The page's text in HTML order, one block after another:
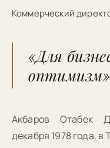
Коммерческий
«Для
оптимизм»
Акбаров Отабек
декабря 1978 года, в